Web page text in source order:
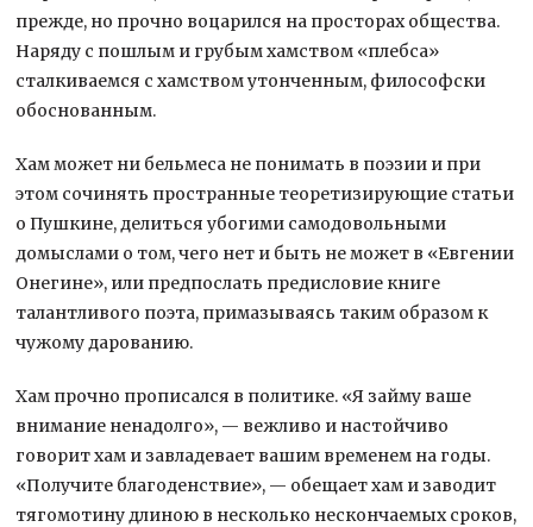
прежде, но прочно воцарился на просторах общества.
Наряду с пошлым и грубым хамством «плебса»
сталкиваемся с хамством утонченным, философски
обоснованным.
Хам может ни бельмеса не понимать в поэзии и при
этом сочинять пространные теоретизирующие статьи
о Пушкине, делиться убогими самодовольными
домыслами о том, чего нет и быть не может в «Евгении
Онегине», или предпослать предисловие книге
талантливого поэта, примазываясь таким образом к
чужому дарованию.
Хам прочно прописался в политике. «Я займу ваше
внимание ненадолго», — вежливо и настойчиво
говорит хам и завладевает вашим временем на годы.
«Получите благоденствие», — обещает хам и заводит
тягомотину длиною в несколько нескончаемых сроков,